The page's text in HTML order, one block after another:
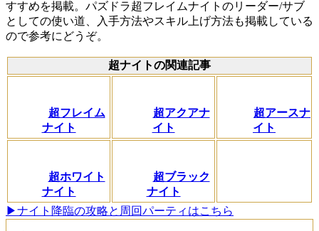
すすめを掲載。パズドラ超フレイムナイトのリーダー/サブ
としての使い道、入手方法やスキル上げ方法も掲載している
ので参考にどうぞ。
超ナイトの関連記事
超フレイム
ナイト
超アクアナ
イト
超アースナ
イト
超ホワイト
ナイト
超ブラック
ナイト
▶ナイト降臨の攻略と周回パーティはこちら